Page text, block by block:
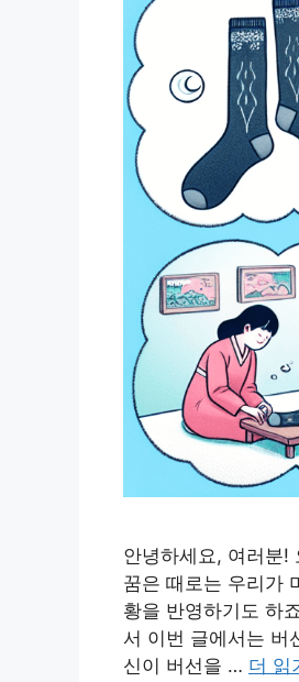
안녕하세요, 여러분!
꿈은 때로는 우리가
황을 반영하기도 하
서 이번 글에서는
신이 버선을 … 더 읽